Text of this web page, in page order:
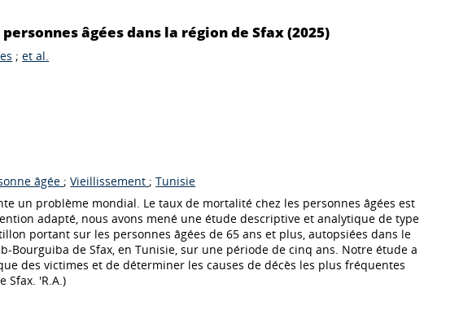
âgées dans la région de Sfax (2025)
;et al.
âgée ; Vieillissement ; Tunisie
un problème mondial. Le taux de mortalité chez les personnes âgées est
adapté, nous avons mené une étude descriptive et analytique de type
portant sur les personnes âgées de 65 ans et plus, autopsiées dans le
Bourguiba de Sfax, en Tunisie, sur une période de cinq ans. Notre étude a
des victimes et de déterminer les causes de décès les plus fréquentes
Sfax. 'R.A.)